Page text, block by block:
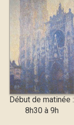
Début de matinée :
8h30 à 9h